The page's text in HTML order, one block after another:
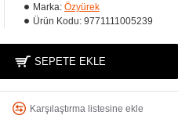
Marka: Özyürek
Ürün Kodu: 9771111005239
SEPETE EKLE
Karşılaştırma listesine ekle